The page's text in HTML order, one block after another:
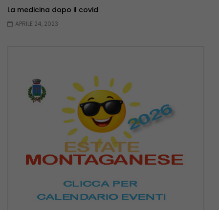
La medicina dopo il covid
APRILE 24, 2023